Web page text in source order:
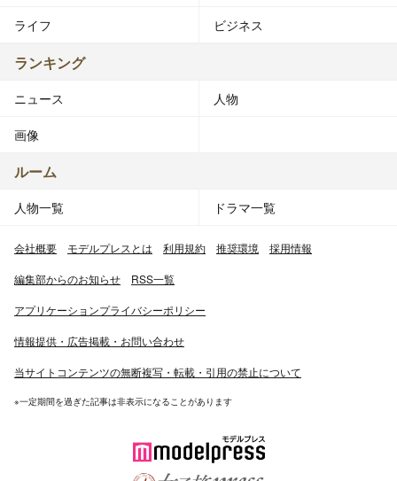
ライフ ビジネス
ランキング
ニュース 人物
画像
ルーム
人物一覧 ドラマ一覧
会社概要 モデルプレスとは 利用規約 推奨環境 採用情報
編集部からのお知らせ RSS一覧
アプリケーションプライバシーポリシー
情報提供・広告掲載・お問い合わせ
当サイトコンテンツの無断複写・転載・引用の禁止について
※一定期間を過ぎた記事は非表示になることがあります